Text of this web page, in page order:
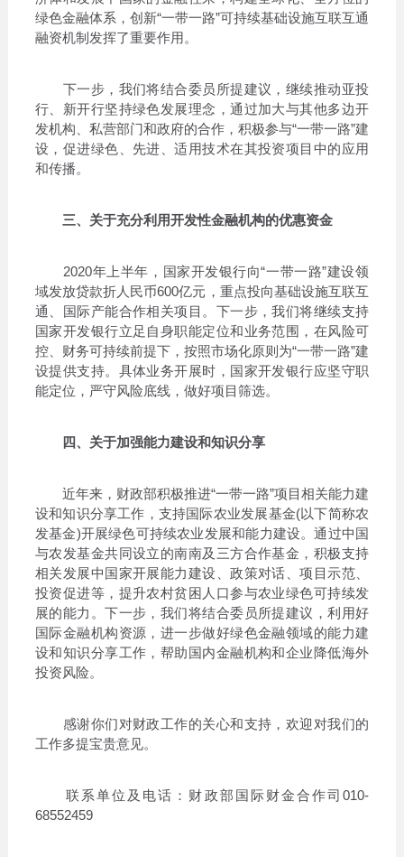
绿色金融体系，创新“一带一路”可持续基础设施互联互通
融资机制发挥了重要作用。
下一步，我们将结合委员所提建议，继续推动亚投
行、新开行坚持绿色发展理念，通过加大与其他多边开
发机构、私营部门和政府的合作，积极参与“一带一路”建
设，促进绿色、先进、适用技术在其投资项目中的应用
和传播。
三、关于充分利用开发性金融机构的优惠资金
2020年上半年，国家开发银行向“一带一路”建设领
域发放贷款折人民币600亿元，重点投向基础设施互联互
通、国际产能合作相关项目。下一步，我们将继续支持
国家开发银行立足自身职能定位和业务范围，在风险可
控、财务可持续前提下，按照市场化原则为“一带一路”建
设提供支持。具体业务开展时，国家开发银行应坚守职
能定位，严守风险底线，做好项目筛选。
四、关于加强能力建设和知识分享
近年来，财政部积极推进“一带一路”项目相关能力建
设和知识分享工作，支持国际农业发展基金(以下简称农
发基金)开展绿色可持续农业发展和能力建设。通过中国
与农发基金共同设立的南南及三方合作基金，积极支持
相关发展中国家开展能力建设、政策对话、项目示范、
投资促进等，提升农村贫困人口参与农业绿色可持续发
展的能力。下一步，我们将结合委员所提建议，利用好
国际金融机构资源，进一步做好绿色金融领域的能力建
设和知识分享工作，帮助国内金融机构和企业降低海外
投资风险。
感谢你们对财政工作的关心和支持，欢迎对我们的
工作多提宝贵意见。
联系单位及电话：财政部国际财金合作司010-
68552459